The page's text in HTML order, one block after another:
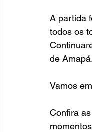
A partida
todos os
de
Vamos
Confira